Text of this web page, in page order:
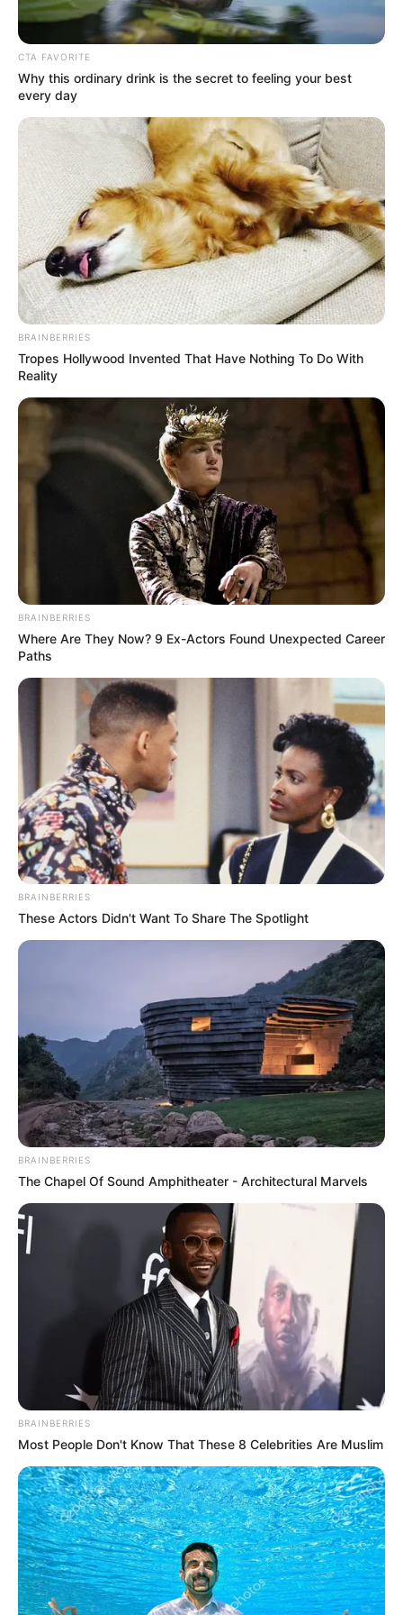
persaudaraan yang dekat.
Baca juga:10 Potret Tasya Farasya yang Tetap Cantik Saat
Masa Kehamilan
1. Tarra Budiman dan Raffi Ahmad
arrow_forward_ios Baca selengkapnya
Mute
(foto: instagram @tarrabudiman & @rafinagita1717)
Persahabatan Raffi dan Tarra Budiman memang bukan rahasia
lagi. Namun, tahukah kamu jika mereka bersaudara. Tarra resmi
menjadi saudara Raffi setelah menikahi sepupu Raffi, Gya
Sadiqah.
2. Asmirandah dan Donnie eks Ada Band
(foto: instagram @asmirandah8 & @danniesibrani)
Tak banyak yang tahu jika Donnie merupakan sudara ipar
Asmirandah. Donnie resmi menyandang satatus saudara ipar
Asmirandah setelah menikah dengan adik kandung Jonas
Rivanno, Sinya Priscilla pada tahun 2014 silam.
3. Brisia Jodie dan Reisa Brotoasmoro
CTA FAVORITE
Why this ordinary drink is the secret to feeling your best
every day
BRAINBERRIES
Tropes Hollywood Invented That Have Nothing To Do With
Reality
BRAINBERRIES
Where Are They Now? 9 Ex-Actors Found Unexpected Career
Paths
BRAINBERRIES
These Actors Didn't Want To Share The Spotlight
BRAINBERRIES
The Chapel Of Sound Amphitheater - Architectural Marvels
BRAINBERRIES
Most People Don't Know That These 8 Celebrities Are Muslim